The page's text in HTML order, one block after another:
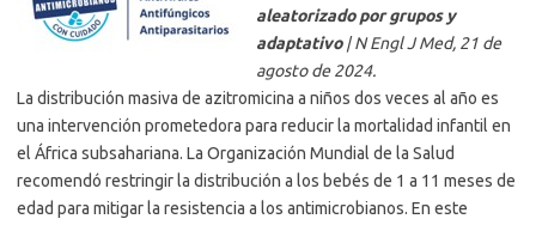
aleatorizado por grupos y
adaptativo| N Engl J Med, 21 de
agosto de 2024.
La distribución masiva de azitromicina a niños dos veces al año es
una intervención prometedora para reducir la mortalidad infantil en
el África subsahariana. La Organización Mundial de la Salud
recomendó restringir la distribución a los bebés de 1 a 11 meses de
edad para mitigar la resistencia a los antimicrobianos. En este